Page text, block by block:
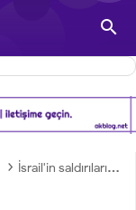

› İsrail'in saldırılarında 40 bini aşkın Filistinli öldü